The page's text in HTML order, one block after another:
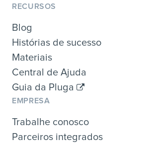
RECURSOS
Blog
Histórias de sucesso
Materiais
Central de Ajuda
Guia da Pluga
EMPRESA
Trabalhe conosco
Parceiros integrados